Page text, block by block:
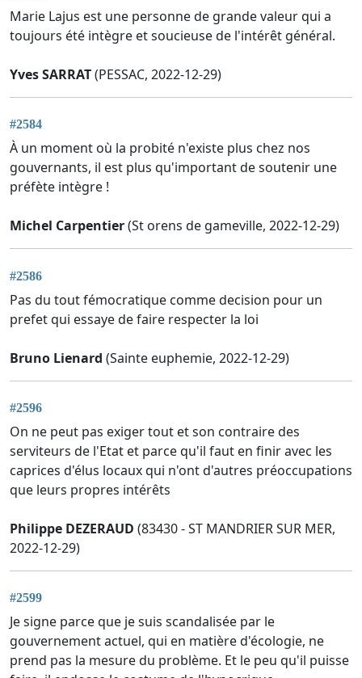
Marie Lajus est une personne de grande valeur qui a
toujours été intègre et soucieuse de l'intérêt général.
Yves SARRAT(PESSAC, 2022-12-29)
#2584
À un moment où la probité n'existe plus chez nos
gouvernants, il est plus qu'important de soutenir une
préfète intègre !
Michel Carpentier(St orens de gameville, 2022-12-29)
#2586
Pas du tout fémocratique comme decision pour un
prefet qui essaye de faire respecter la loi
Bruno Lienard (Sainte euphemie, 2022-12-29)
#2596
On ne peut pas exiger tout et son contraire des
serviteurs de l'Etat et parce qu'il faut en finir avec les
caprices d'élus locaux qui n'ont d'autres préoccupations
que leurs propres intérêts
Philippe DEZERAUD (83430 - ST MANDRIER SUR MER,
2022-12-29)
#2599
Je signe parce que je suis scandalisée par le
gouvernement actuel, qui en matière d'écologie, ne
prend pas la mesure du problème. Et le peu qu'il puisse